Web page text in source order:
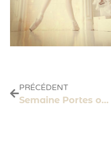
PRÉCÉDENT
Semaine Portes ouvertes